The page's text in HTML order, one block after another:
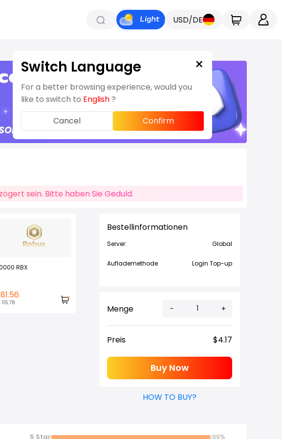
USD/DE
sein. Bitte haben Sie Geduld.
RBX
115.78
Bestellinformationen
Server: Global
Auflademethode Login Top-up
Menge - +
Preis $4.17
Buy Now
HOW TO BUY?
5 Star 99%
Switch Language ×
For a better browsing experience, would you
like to switch to English?
Cancel
Confirm